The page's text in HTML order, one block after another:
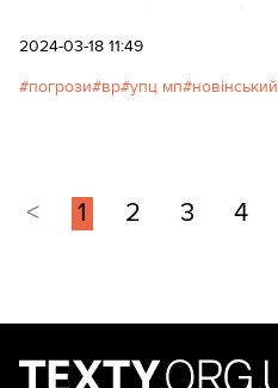
2024-03-18 11:49
погрози вр упц мп новінський
< 1 2 3 4